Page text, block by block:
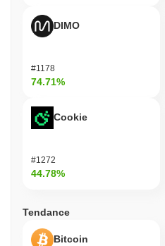
DIMO
#1178
74.71%
Cookie
#1272
44.78%
Tendance
Bitcoin